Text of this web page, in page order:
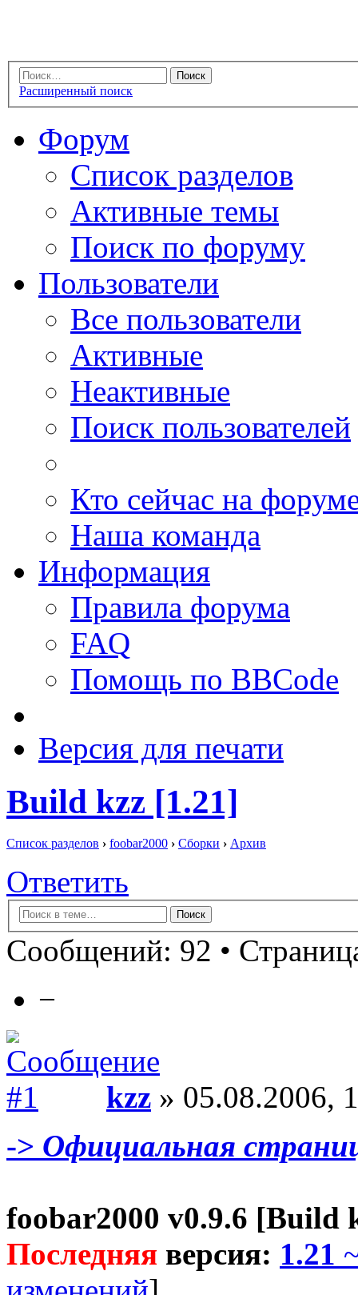
Расширенный поиск
Форум
Список разделов
Активные темы
Поиск по форуму
Пользователи
Все пользователи
Активные
Неактивные
Поиск пользователей
Кто сейчас на
Наша команда
Информация
Правила форума
FAQ
Помощь по BBCode
Версия для печати
Build kzz [1.21]
Список разделов › foobar2000 › Сборки › Архив
Ответить
Сообщений: 92 •
−
kzz » 05.08.2006,
-> Официальная
foobar2000 v0.9.6 [Build
Последняя версия: 1.21